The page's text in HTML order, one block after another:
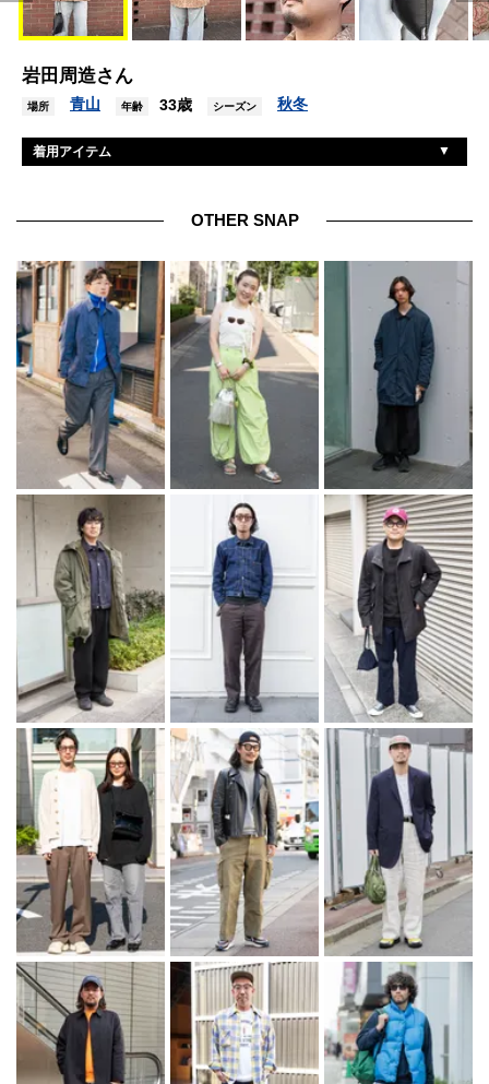
岩田周造さん
場所 青山 年齢 33歳 シーズン 秋冬
着用アイテム
眼鏡 カメマンネン
バッグ バッグジャック
リング 市松
リング2 ブルガリ
リング3 ヴィンテージ
OTHER SNAP